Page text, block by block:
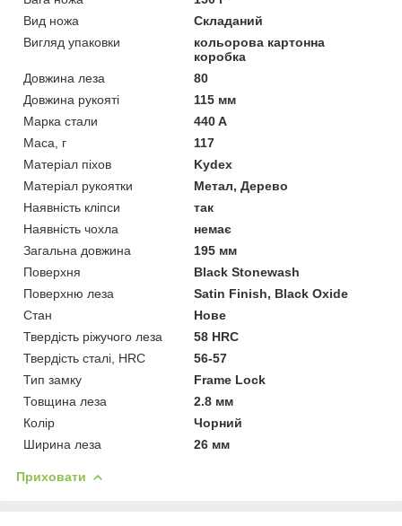
Вид ножа
Складаний
Вигляд упаковки
кольорова картонна
коробка
Довжина леза
80
Довжина рукояті
115 мм
Марка стали
440 A
Маса, г
117
Матеріал піхов
Kydex
Матеріал рукоятки
Метал, Дерево
Наявність кліпси
так
Наявність чохла
немає
Загальна довжина
195 мм
Поверхня
Black Stonewash
Поверхню леза
Satin Finish, Black Oxide
Стан
Нове
Твердість ріжучого леза
58 HRC
Твердість сталі, HRC
56-57
Тип замку
Frame Lock
Товщина леза
2.8 мм
Колір
Чорний
Ширина леза
26 мм
Приховати